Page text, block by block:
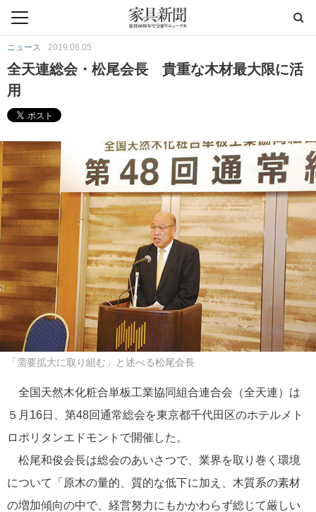
ニュース 2019.06.05
全天連総会・松尾会長 貴重な木材最大限に活
用
「需要拡大に取り組む」と述べる松尾会長
全国天然木化粧合単板工業協同組合連合会（全天連）は
５月16日、第48回通常総会を東京都千代田区のホテルメト
ロポリタンエドモントで開催した。
松尾和俊会長は総会のあいさつで、業界を取り巻く環境
について「原木の量的、質的な低下に加え、木質系の素材
の増加傾向の中で、経営努力にもかかわらず総じて厳しい